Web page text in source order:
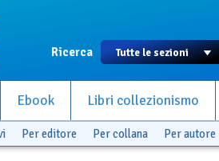
Ricerca
Ebook Libri collezionismo
Per editore Per collana Per autore